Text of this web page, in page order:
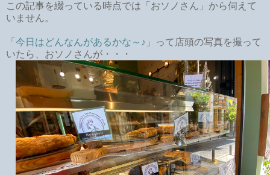
この記事を綴っている時点では「おソノさん」から伺えて
いません。
「今日はどんなんがあるかな～♪」
って店頭の写真を撮って
いたら、おソノさんが・・・